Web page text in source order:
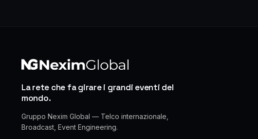
La rete che fa girare i grandi eventi del
mondo.
Gruppo Nexim Global — Telco internazionale,
Broadcast, Event Engineering.